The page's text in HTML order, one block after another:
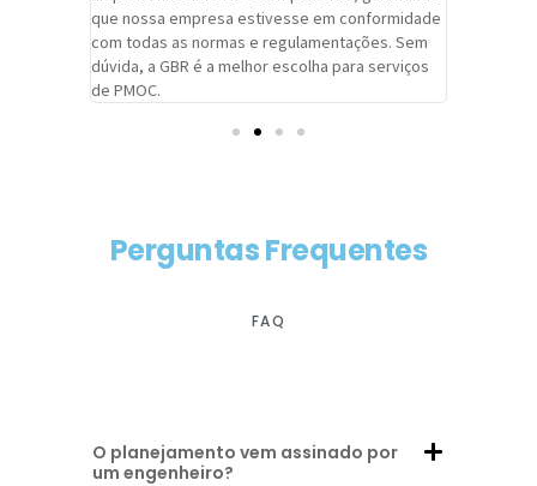
que nossa empresa estivesse em conformidade
com todas as normas e regulamentações. Sem
dúvida, a GBR é a melhor escolha para serviços
de PMOC.
Perguntas Frequentes
FAQ
O planejamento vem assinado por
um engenheiro?